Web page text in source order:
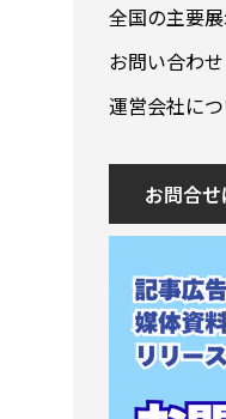
全国の主要
お問い合わせ
運営会社に
お問合